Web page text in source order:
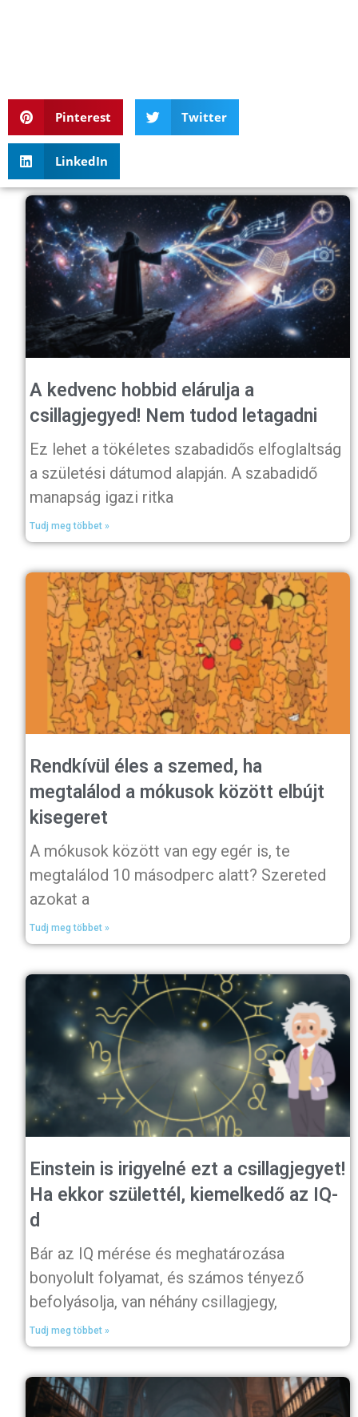
Pinterest Twitter
LinkedIn
A kedvenc hobbid elárulja a
csillagjegyed! Nem tudod letagadni
Ez lehet a tökéletes szabadidős elfoglaltság
a születési dátumod alapján. A szabadidő
manapság igazi ritka
Tudj meg többet »
Rendkívül éles a szemed, ha
megtalálod a mókusok között elbújt
kisegeret
A mókusok között van egy egér is, te
megtalálod 10 másodperc alatt? Szereted
azokat a
Tudj meg többet »
Einstein is irigyelné ezt a csillagjegyet!
Ha ekkor születtél, kiemelkedő az IQ-
d
Bár az IQ mérése és meghatározása
bonyolult folyamat, és számos tényező
befolyásolja, van néhány csillagjegy,
Tudj meg többet »